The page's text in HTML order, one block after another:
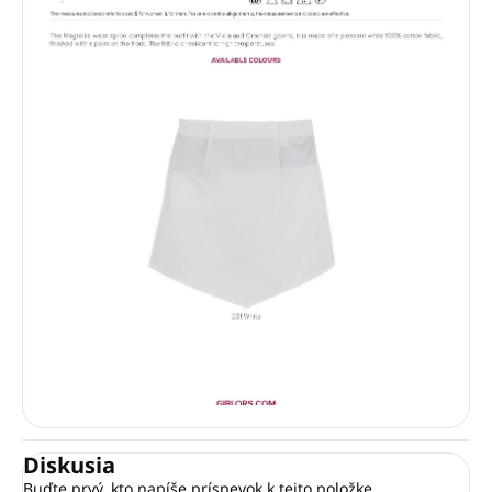
Diskusia
Buďte prvý, kto napíše príspevok k tejto položke.